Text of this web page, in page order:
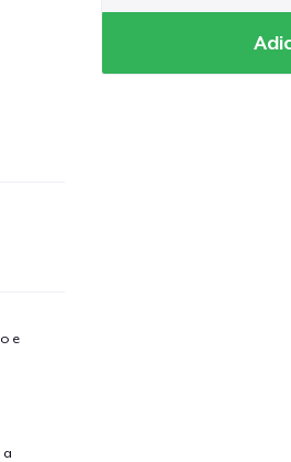
e
a